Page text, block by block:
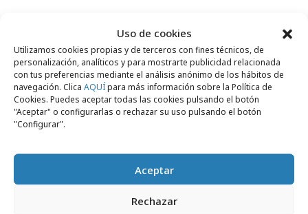
Uso de cookies
Utilizamos cookies propias y de terceros con fines técnicos, de
personalización, analíticos y para mostrarte publicidad relacionada
con tus preferencias mediante el análisis anónimo de los hábitos de
navegación. Clica AQUÍpara más información sobre la Política de
Cookies. Puedes aceptar todas las cookies pulsando el botón
"Aceptar" o configurarlas o rechazar su uso pulsando el botón
"Configurar".
Aceptar
Rechazar
Comparte
Noticias Relacionadas
Internacional